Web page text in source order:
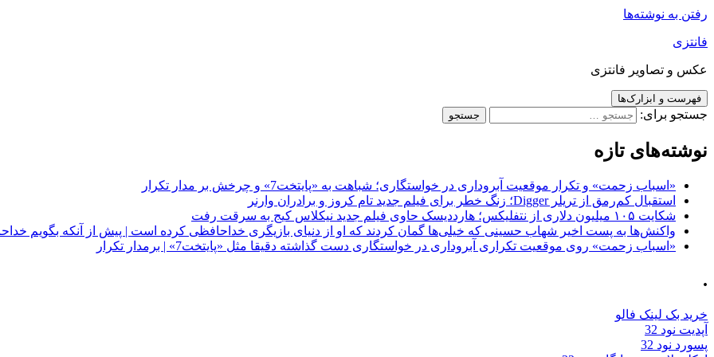
رفتن به نوشته‌ها
فانتزی
عکس و تصاویر فانتزی
فهرست و ابزارک‌ها
جستجو برای:
نوشته‌های تازه
«اسباب زحمت» و تکرار موقعیت آبروداری در خواستگاری؛ شباهت به «پایتخت7» و چرخش بر مدار تکرار
استقبال کم‌رمق از تریلر Digger؛ زنگ خطر برای فیلم جدید تام کروز و برادران وارنر
شکایت ۱۰۵ میلیون دلاری از نتفلیکس؛ هارددیسک حاوی فیلم جدید نیکلاس کیج به سرقت رفت
واکنش‌ها به پست اخیر شهاب حسینی که خیلی‌ها گمان کردند که او از دنیای بازیگری خداحافظی کرده است | پیش از آنکه بگویم
«اسباب زحمت» روی موقعیت تکراری آبروداری در خواستگاری دست گذاشته دقیقا مثل «پایتخت7» | برمدار تکرار
.
خرید بک لینک فالو
آپدیت نود 32
پسورد نود 32